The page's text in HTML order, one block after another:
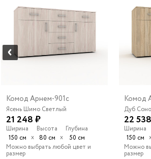
Комод Арнем-901c
Ясень Шимо Светлый
21 248 ₽
Ширина
150 см х
Высота
80 см х
Глубина
50 см
Можно выбрать любой цвет и
размер
Комод
Дуб
22
Ширина
150 см
Можно
размер